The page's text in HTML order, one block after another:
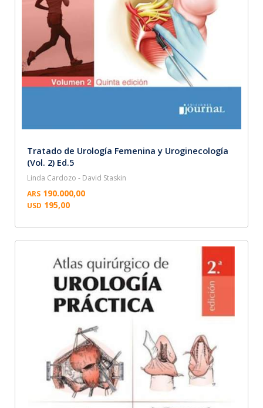
Tratado de Urología Femenina y Uroginecología
(Vol. 2) Ed.5
Linda Cardozo - David Staskin
ARS 190.000,00
USD 195,00